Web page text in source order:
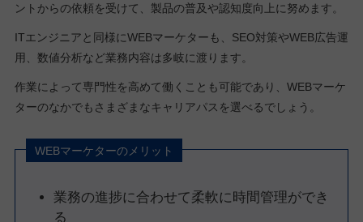
ントからの依頼を受けて、製品の普及や認知度向上に努めます。
ITエンジニアと同様にWEBマーケターも、SEO対策やWEB広告運
用、数値分析など業務内容は多岐に渡ります。
作業によって専門性を高めて働くことも可能であり、WEBマーケ
ターのなかでもさまざまなキャリアパスを選べるでしょう。
WEBマーケターのメリット
業務の進捗に合わせて柔軟に時間管理ができ
る